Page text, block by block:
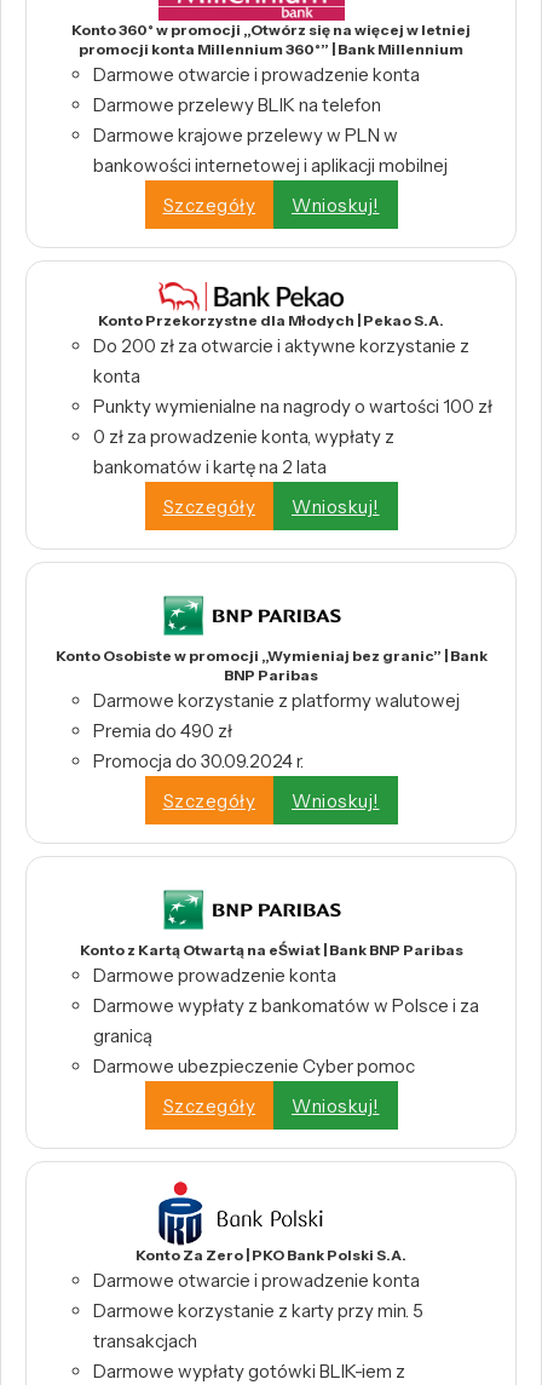
Konto 360° w promocji „Otwórz się na więcej w letniej
promocji konta Millennium 360°” | Bank Millennium
Darmowe otwarcie i prowadzenie konta
Darmowe przelewy BLIK na telefon
Darmowe krajowe przelewy w PLN w
bankowości internetowej i aplikacji mobilnej
Szczegóły
Wnioskuj!
Konto Przekorzystne dla Młodych | Pekao S.A.
Do 200 zł za otwarcie i aktywne korzystanie z
konta
Punkty wymienialne na nagrody o wartości 100 zł
0 zł za prowadzenie konta, wypłaty z
bankomatów i kartę na 2 lata
Szczegóły
Wnioskuj!
Konto Osobiste w promocji „Wymieniaj bez granic” | Bank
BNP Paribas
Darmowe korzystanie z platformy walutowej
Premia do 490 zł
Promocja do 30.09.2024 r.
Szczegóły
Wnioskuj!
Konto z Kartą Otwartą na eŚwiat | Bank BNP Paribas
Darmowe prowadzenie konta
Darmowe wypłaty z bankomatów w Polsce i za
granicą
Darmowe ubezpieczenie Cyber pomoc
Szczegóły
Wnioskuj!
Konto Za Zero | PKO Bank Polski S.A.
Darmowe otwarcie i prowadzenie konta
Darmowe korzystanie z karty przy min. 5
transakcjach
Darmowe wypłaty gotówki BLIK-iem z